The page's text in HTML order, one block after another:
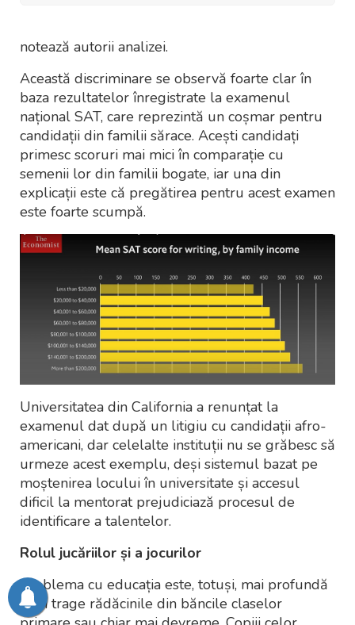
notează autorii analizei.
Această discriminare se observă foarte clar în
baza rezultatelor înregistrate la examenul
național SAT, care reprezintă un coșmar pentru
candidații din familii sărace. Acești candidați
primesc scoruri mai mici în comparație cu
semenii lor din familii bogate, iar una din
explicații este că pregătirea pentru acest examen
este foarte scumpă.
Universitatea din California a renunțat la
examenul dat după un litigiu cu candidații afro-
americani, dar celelalte instituții nu se grăbesc să
urmeze acest exemplu, deși sistemul bazat pe
moștenirea locului în universitate și accesul
dificil la mentorat prejudiciază procesul de
identificare a talentelor.
Rolul jucăriilor și a jocurilor
Problema cu educația este, totuși, mai profundă
și își trage rădăcinile din băncile claselor